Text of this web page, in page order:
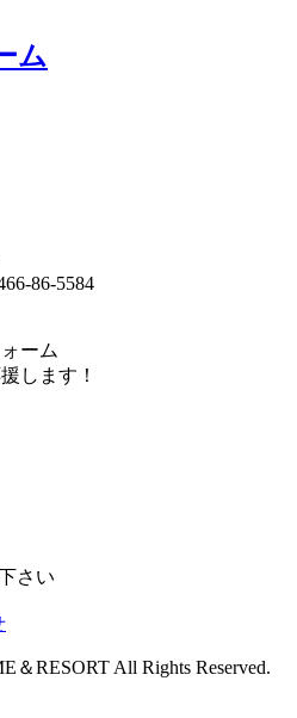
ム
86-5584
ーム
します！
さい
RESORT All Rights Reserved.